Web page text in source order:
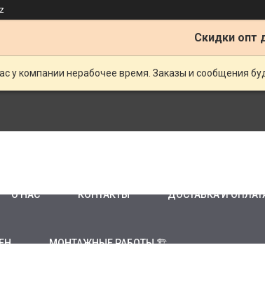
Скидки опт
у компании нерабочее время. Заказы и сообщения
О НАС КОНТАКТЫ ДОСТАВКА И
МОНТАЖНЫЕ РАБОТЫ 🏗